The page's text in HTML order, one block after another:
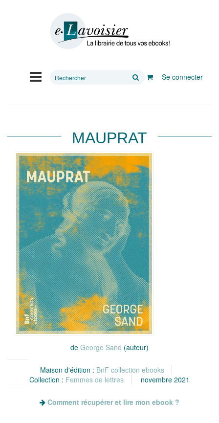
Rechercher
Se connecter
MAUPRAT
de George Sand (auteur)
Maison d'édition : BnF collection ebooks
Collection : Femmes de lettres novembre 2021
Comment récupérer et lire mon ebook ?